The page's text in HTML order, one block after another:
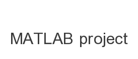
MATLAB project